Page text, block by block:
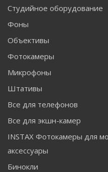
Студийное оборудование
Фоны
Объективы
Фотокамеры
Микрофоны
Штативы
Все для телефонов
Все для экшн-камер
INSTAX Фотокамеры для
аксессуары
Бинокли